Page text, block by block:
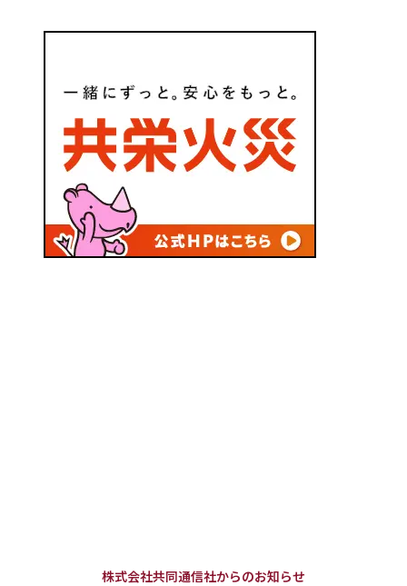
株式会社共同通信社からのお知らせ